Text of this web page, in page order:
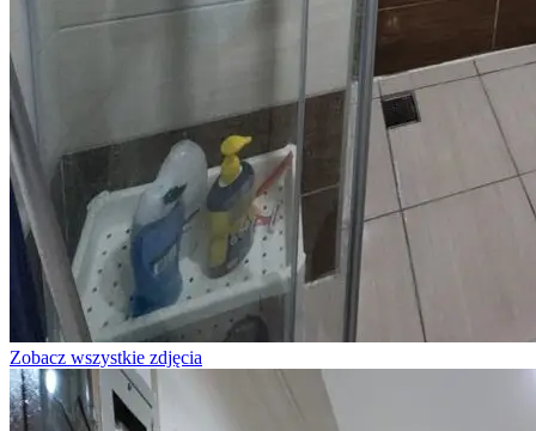
Zobacz wszystkie zdjęcia